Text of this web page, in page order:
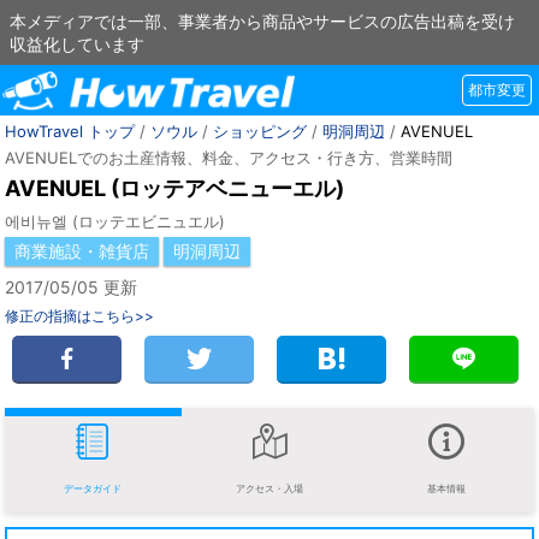
本メディアでは一部、事業者から商品やサービスの広告出稿を受け
収益化しています
都市変更
HowTravel トップ/ ソウル / ショッピング / 明洞周辺 / AVENUEL
AVENUELでのお土産情報、料金、アクセス・行き方、営業時間
AVENUEL (ロッテアベニューエル)
에비뉴엘 (ロッテエビニュエル)
商業施設・雑貨店
明洞周辺
2017/05/05 更新
修正の指摘はこちら>>
データガイド アクセス・入場 基本情報